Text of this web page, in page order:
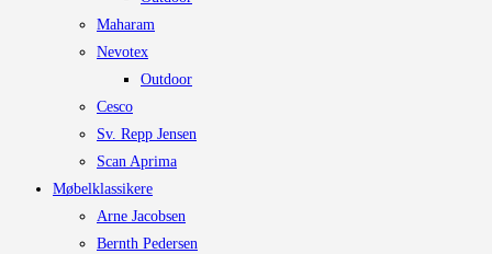
Maharam
Nevotex
Outdoor
Cesco
Sv. Repp Jensen
Scan Aprima
Møbelklassikere
Arne Jacobsen
Bernth Pedersen